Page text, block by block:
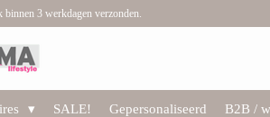
3 werkdagen verzonden.
SALE! Gepersonaliseerd B2B /